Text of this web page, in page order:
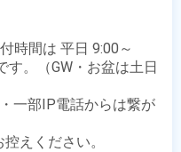
時間は 平日 9:00～
す。（GW・お盆は土日
一部IP電話からは繋が
えください。